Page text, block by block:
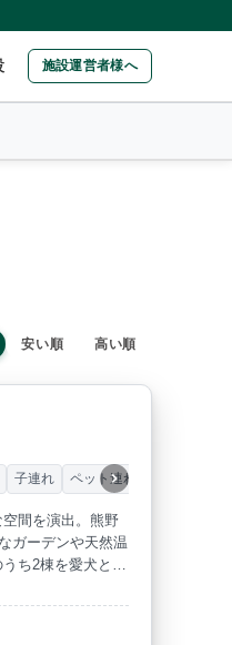
施設運営者様へ
安い順 高い順
間を演出。熊野
ガーデンや天然温
ち2棟を愛犬とお
験をお楽しみくだ
子連れ ペット連れ